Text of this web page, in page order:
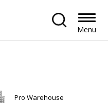
Menu
Pro Warehouse